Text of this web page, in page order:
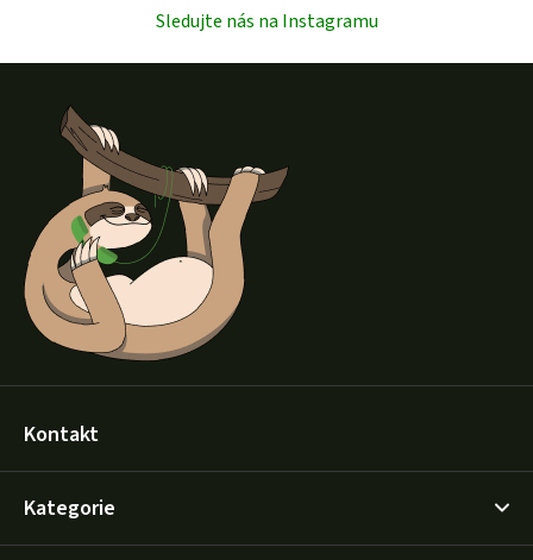
Sledujte nás na Instagramu
Kontakt
Kategorie